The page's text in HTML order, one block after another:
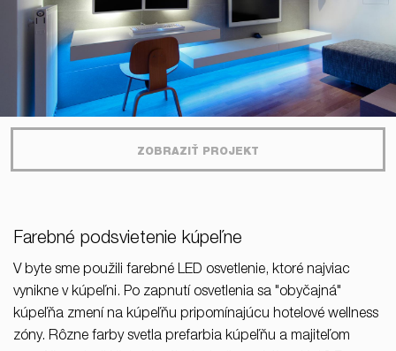
ZOBRAZIŤ PROJEKT
Farebné podsvietenie kúpeľne
V byte sme použili farebné LED osvetlenie, ktoré najviac
vynikne v kúpeľni. Po zapnutí osvetlenia sa "obyčajná"
kúpeľňa zmení na kúpeľňu pripomínajúcu hotelové wellness
zóny. Rôzne farby svetla prefarbia kúpeľňu a majiteľom